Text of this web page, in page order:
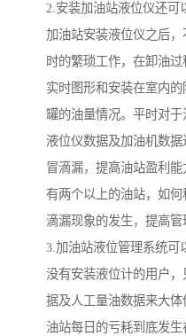
2.安装加油站液位仪还可
加油站安装液位仪之后
时的繁琐工作，在卸油
实时图形和安装在室内
罐的油量情况。平时对
液位仪数据及加油机数
冒滴漏，提高油站盈利
有两个以上的油站，如
滴漏现象的发生，提高管
3.加油站液位管理系统可
没有安装液位计的用户
据及人工量油数据来大体
油站每日的亏耗到底发生